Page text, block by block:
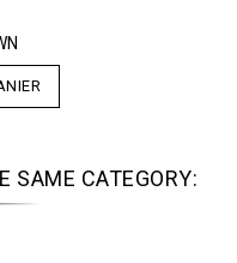
SAME CATEGORY: